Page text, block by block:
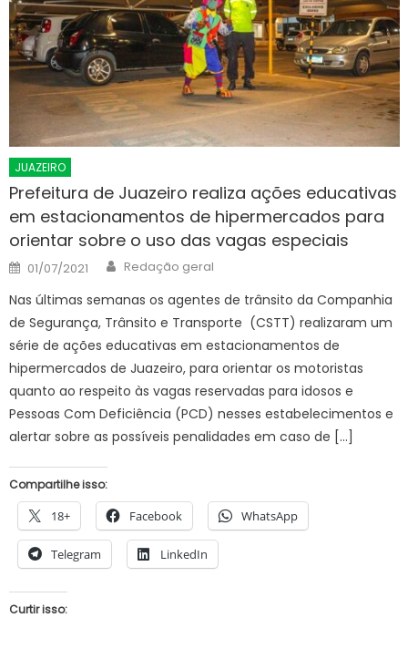
JUAZEIRO
Prefeitura de Juazeiro realiza ações educativas
em estacionamentos de hipermercados para
orientar sobre o uso das vagas especiais
Posted
on
01/07/2021 Author
Redação geral
Nas últimas semanas os agentes de trânsito da Companhia
de Segurança, Trânsito e Transporte (CSTT) realizaram um
série de ações educativas em estacionamentos de
hipermercados de Juazeiro, para orientar os motoristas
quanto ao respeito às vagas reservadas para idosos e
Pessoas Com Deficiência (PCD) nesses estabelecimentos e
alertar sobre as possíveis penalidades em caso de […]
Compartilhe isso:
18+ Facebook WhatsApp
Telegram LinkedIn
Curtir isso: